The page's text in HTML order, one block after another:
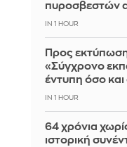
πυροσβεστών
IN 1 HOUR
Προς
«Σύγχρονο
έντυπη όσο
IN 1 HOUR
64 χρόνια
ιστορική